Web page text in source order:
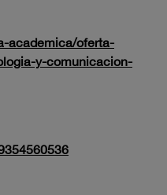
academica/oferta-
y-comunicacion-